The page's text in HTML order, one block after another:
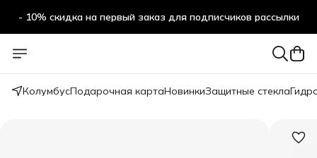
- 10% скидка на первый заказ для подписчиков рассылки
КолумбусПодарочная картаНовинкиЗащитные стекла